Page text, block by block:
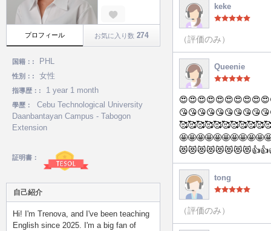
プロフィール お気に入り数 274
国籍：: PHL
性別：: 女性
指導歴：: 1 year 1 month
學歷：
Cebu Technological University
Daanbantayan Campus - Tabogon
Extension
証明書：
自己紹介
Hi! I'm Trenova, and I've been teaching
English since 2025. I'm a big fan of
keke
（評価のみ）
Queenie
tong
（評価のみ）